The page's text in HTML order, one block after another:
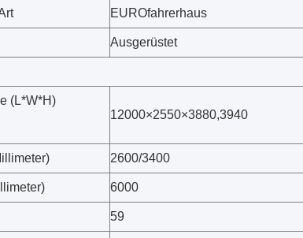
EUROfahrerhaus
Ausgerüstet
(L*W*H)
12000×2550×3880,3940
2600/3400
6000
59